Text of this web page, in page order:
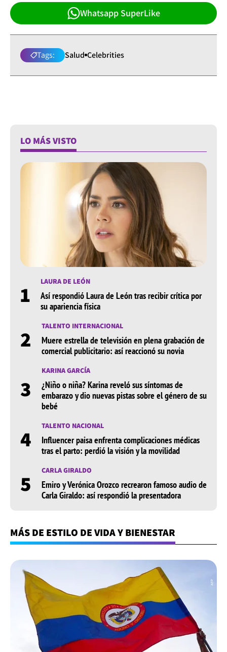
Whatsapp SuperLike
Tags: Salud Celebrities
LO MÁS VISTO
1 LAURA DE LEÓN
Así respondió Laura de León tras recibir crítica por
su apariencia física
2 TALENTO INTERNACIONAL
Muere estrella de televisión en plena grabación de
comercial publicitario: así reaccionó su novia
3
KARINA GARCÍA
¿Niño o niña? Karina reveló sus síntomas de
embarazo y dio nuevas pistas sobre el género de su
bebé
4 TALENTO NACIONAL
Influencer paisa enfrenta complicaciones médicas
tras el parto: perdió la visión y la movilidad
5 CARLA GIRALDO
Emiro y Verónica Orozco recrearon famoso audio de
Carla Giraldo: así respondió la presentadora
MÁS DE ESTILO DE VIDA Y BIENESTAR